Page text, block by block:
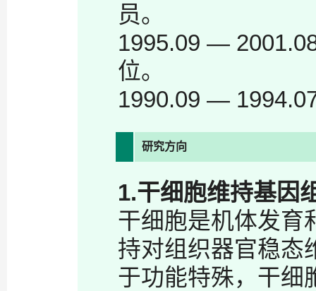
员。
1995.09 —
位。
1990.09 —
研究方向
1.干细胞维持基因
干细胞是机体发育
持对组织器官稳态
于功能特殊，干细